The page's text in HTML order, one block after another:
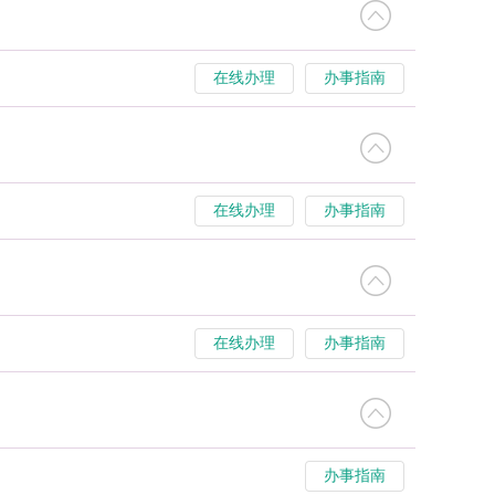
在线办理 办事指南
在线办理 办事指南
在线办理 办事指南
办事指南